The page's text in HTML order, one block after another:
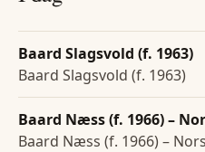
Baard Slagsvold (f. 1963)
Baard Slagsvold (f. 1963)
Baard Næss (f. 1966) –
Baard Næss (f. 1966) –